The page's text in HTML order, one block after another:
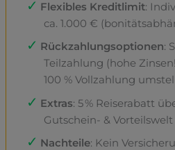
Flexibles Kreditlimit:
ca. 1.000 €
Rückzahlungsoptionen:
Teilzahlung (hohe
100 % Vollzahlung
Extras: 5 % Reiserabatt
Gutschein- &
Nachteile: Kein